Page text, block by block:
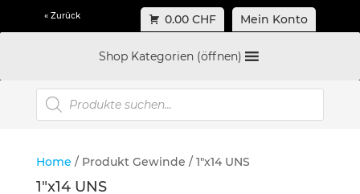
« Zurück 0.00 CHF Mein Konto
Shop Kategorien (öffnen)
Products
search
Home / Produkt Gewinde / 1"x14 UNS
1"x14 UNS